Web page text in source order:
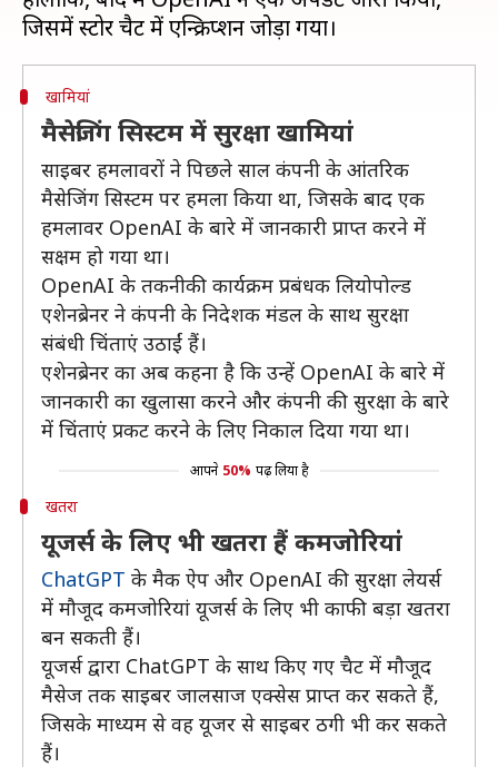
खामियां
मैसेजिंग सिस्टम में सुरक्षा खामियां
साइबर हमलावरों ने पिछले साल कंपनी के आंतरिक
मैसेजिंग सिस्टम पर हमला किया था, जिसके बाद एक
हमलावर OpenAI के बारे में जानकारी प्राप्त करने में
सक्षम हो गया था।
OpenAI के तकनीकी कार्यक्रम प्रबंधक लियोपोल्ड
एशेनब्रेनर ने कंपनी के निदेशक मंडल के साथ सुरक्षा
संबंधी चिंताएं उठाईं हैं।
एशेनब्रेनर का अब कहना है कि उन्हें OpenAI के बारे में
जानकारी का खुलासा करने और कंपनी की सुरक्षा के बारे
में चिंताएं प्रकट करने के लिए निकाल दिया गया था।
आपने 50% पढ़ लिया है
खतरा
यूजर्स के लिए भी खतरा हैं कमजोरियां
ChatGPT के मैक ऐप और OpenAI की सुरक्षा लेयर्स
में मौजूद कमजोरियां यूजर्स के लिए भी काफी बड़ा खतरा
बन सकती हैं।
यूजर्स द्वारा ChatGPT के साथ किए गए चैट में मौजूद
मैसेज तक साइबर जालसाज एक्सेस प्राप्त कर सकते हैं,
जिसके माध्यम से वह यूजर से साइबर ठगी भी कर सकते
हैं।